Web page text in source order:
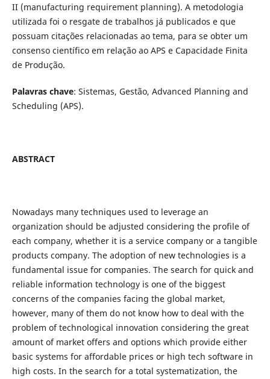
II (manufacturing requirement planning). A metodologia
utilizada foi o resgate de trabalhos já publicados e que
possuam citações relacionadas ao tema, para se obter um
consenso científico em relação ao APS e Capacidade Finita
de Produção.
Palavras chave: Sistemas, Gestão, Advanced Planning and
Scheduling (APS).
ABSTRACT
Nowadays many techniques used to leverage an
organization should be adjusted considering the profile of
each company, whether it is a service company or a tangible
products company. The adoption of new technologies is a
fundamental issue for companies. The search for quick and
reliable information technology is one of the biggest
concerns of the companies facing the global market,
however, many of them do not know how to deal with the
problem of technological innovation considering the great
amount of market offers and options which provide either
basic systems for affordable prices or high tech software in
high costs. In the search for a total systematization, the